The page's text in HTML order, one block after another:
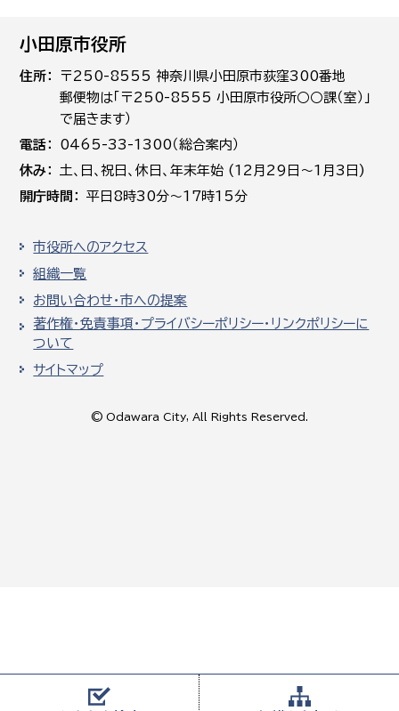
小田原市役所
住所
〒250-8555 神奈川県小田原市荻窪300番地
郵便物は「〒250-8555 小田原市役所○○課（室）」
で届きます）
電話
0465-33-1300（総合案内）
休み
土､日､祝日、休日、年末年始 (12月29日～1月3日)
開庁時間
平日8時30分～17時15分
市役所へのアクセス
組織一覧
お問い合わせ・市への提案
著作権・免責事項・プライバシーポリシー・リンクポリシーに
ついて
サイトマップ
© Odawara City, All Rights Reserved.